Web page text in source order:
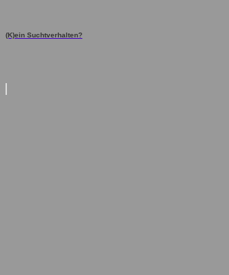
(K)ein Suchtverhalten?